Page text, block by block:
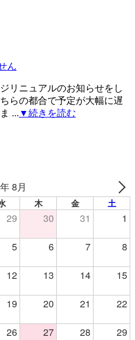
ん
リニュアルのお知らせをし
らの都合で予定が大幅に遅
... ▼続きを読む
8月
木 金 土
29 30 31 1
5 6 7 8
12 13 14 15
19 20 21 22
26 27 28 29